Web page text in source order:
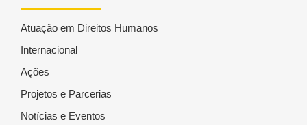
Atuação em Direitos Humanos
Internacional
Ações
Projetos e Parcerias
Notícias e Eventos